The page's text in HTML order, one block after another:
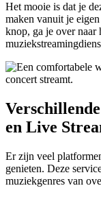
Het mooie is dat je
maken vanuit je
knop, ga je over naar
en Live
Er zijn veel
genieten. Deze
muziekgenres van